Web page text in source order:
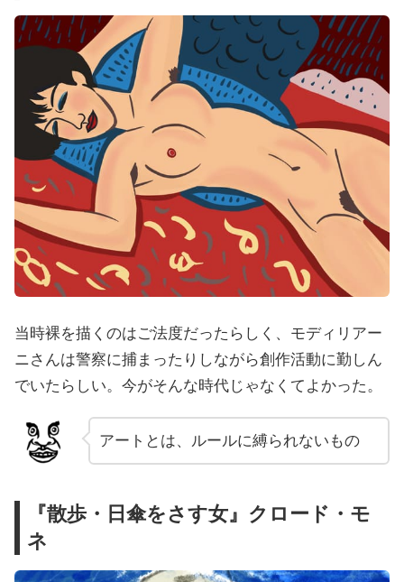
当時裸を描くのはご法度だったらしく、モディリアー
ニさんは警察に捕まったりしながら創作活動に勤しん
でいたらしい。今がそんな時代じゃなくてよかった。
アートとは、ルールに縛られないもの
『散歩・日傘をさす女』クロード・モ
ネ